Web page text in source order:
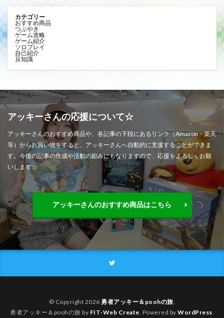
カテゴリー
おすすめ商品
つぶやき
ゲーム攻略
ゲーム紹介
ソロプレイ
自己紹介
豆知識
アッキーさんの応援について☆
アッキーさんのおすすめ商品や、各記事の下段にあるリンク（Amazon・楽天
等）からお買い物をすると、アッキーさんへ自動的に支援することができま
す。今後の記事の作成や活動の励みにもなりますので、応援をよろしくお願
いします☆
アッキーさんのおすすめ商品はこちら
© Copyright 2026 勇者アッキー＆poohの旅
勇者アッキー＆poohの旅 by FIT-Web Create . Powered by WordPress